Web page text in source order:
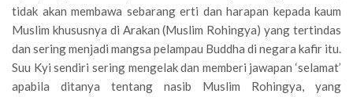
tidak akan membawa sebarang erti dan harapan kepada kaum
Muslim khususnya di Arakan (Muslim Rohingya) yang tertindas
dan sering menjadi mangsa pelampau Buddha di negara kafir itu.
Suu Kyi sendiri sering mengelak dan memberi jawapan ‘selamat’
apabila ditanya tentang nasib Muslim Rohingya, yang